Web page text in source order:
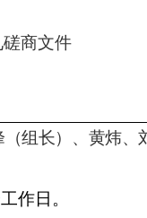
商文件
（组长） 、 黄炜、
作日。